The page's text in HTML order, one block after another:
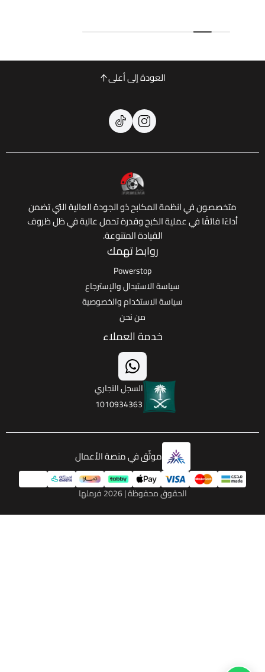
العودة إلى أعلى
في انظمة المكابح ذو الجودة العالية التي تضمن
في عملية الكبح وقدرة تحمل عالية في ظل ظروف
القيادة المتنوعة.
سياسة الاستبدال والإسترجاع
سياسة الاستخدام والخصوصية
خدمة العملاء
السجل التجاري
1010934363
موثّق في منصة الأعمال
الحقوق محفوظة | 2026 فرملها